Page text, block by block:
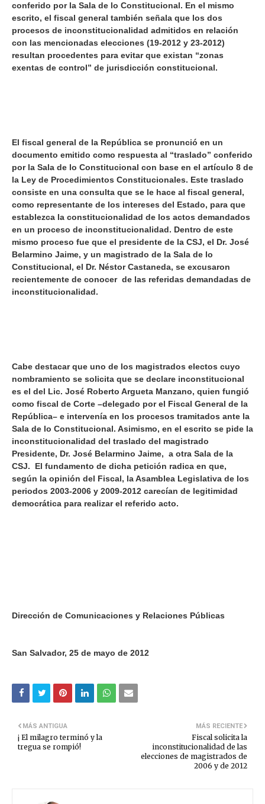
conferido por la Sala de lo Constitucional. En el mismo
escrito, el fiscal general también señala que los dos
procesos de inconstitucionalidad admitidos en relación
con las mencionadas elecciones (19-2012 y 23-2012)
resultan procedentes para evitar que existan “zonas
exentas de control” de jurisdicción constitucional.
El fiscal general de la República se pronunció en un
documento emitido como respuesta al “traslado” conferido
por la Sala de lo Constitucional con base en el artículo 8 de
la Ley de Procedimientos Constitucionales. Este traslado
consiste en una consulta que se le hace al fiscal general,
como representante de los intereses del Estado, para que
establezca la constitucionalidad de los actos demandados
en un proceso de inconstitucionalidad. Dentro de este
mismo proceso fue que el presidente de la CSJ, el Dr. José
Belarmino Jaime, y un magistrado de la Sala de lo
Constitucional, el Dr. Néstor Castaneda, se excusaron
recientemente de conocer de las referidas demandadas de
inconstitucionalidad.
Cabe destacar que uno de los magistrados electos cuyo
nombramiento se solicita que se declare inconstitucional
es el del Lic. José Roberto Argueta Manzano, quien fungió
como fiscal de Corte –delegado por el Fiscal General de la
República– e intervenía en los procesos tramitados ante la
Sala de lo Constitucional. Asimismo, en el escrito se pide la
inconstitucionalidad del traslado del magistrado
Presidente, Dr. José Belarmino Jaime, a otra Sala de la
CSJ. El fundamento de dicha petición radica en que,
según la opinión del Fiscal, la Asamblea Legislativa de los
periodos 2003-2006 y 2009-2012 carecían de legitimidad
democrática para realizar el referido acto.
Dirección de Comunicaciones y Relaciones Públicas
San Salvador, 25 de mayo de 2012
MÁS RECIENTE
Fiscal solicita la
inconstitucionalidad de las
elecciones de magistrados de
2006 y de 2012
MÁS ANTIGUA
¡ El milagro terminó y la
tregua se rompió!